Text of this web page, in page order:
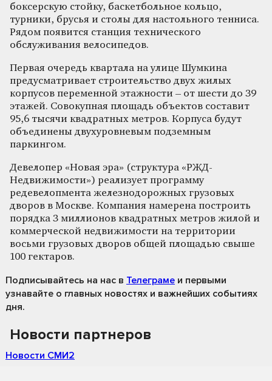
боксерскую стойку, баскетбольное кольцо,
турники, брусья и столы для настольного тенниса.
Рядом появится станция технического
обслуживания велосипедов.
Первая очередь квартала на улице Шумкина
предусматривает строительство двух жилых
корпусов переменной этажности – от шести до 39
этажей. Совокупная площадь объектов составит
95,6 тысячи квадратных метров. Корпуса будут
объединены двухуровневым подземным
паркингом.
Девелопер «Новая эра» (структура «РЖД-
Недвижимости») реализует программу
редевелопмента железнодорожных грузовых
дворов в Москве. Компания намерена построить
порядка 3 миллионов квадратных метров жилой и
коммерческой недвижимости на территории
восьми грузовых дворов общей площадью свыше
100 гектаров.
Подписывайтесь на нас в Телеграме и первыми
узнавайте о главных новостях и важнейших событиях
дня.
Новости партнеров
Новости СМИ2